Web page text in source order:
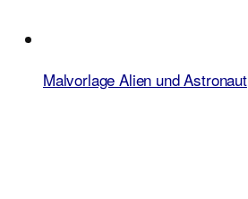
Malvorlage Alien und Astronaut